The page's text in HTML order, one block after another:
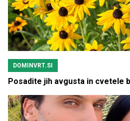
DOMINVRT.SI
Posadite jih avgusta in cvetele